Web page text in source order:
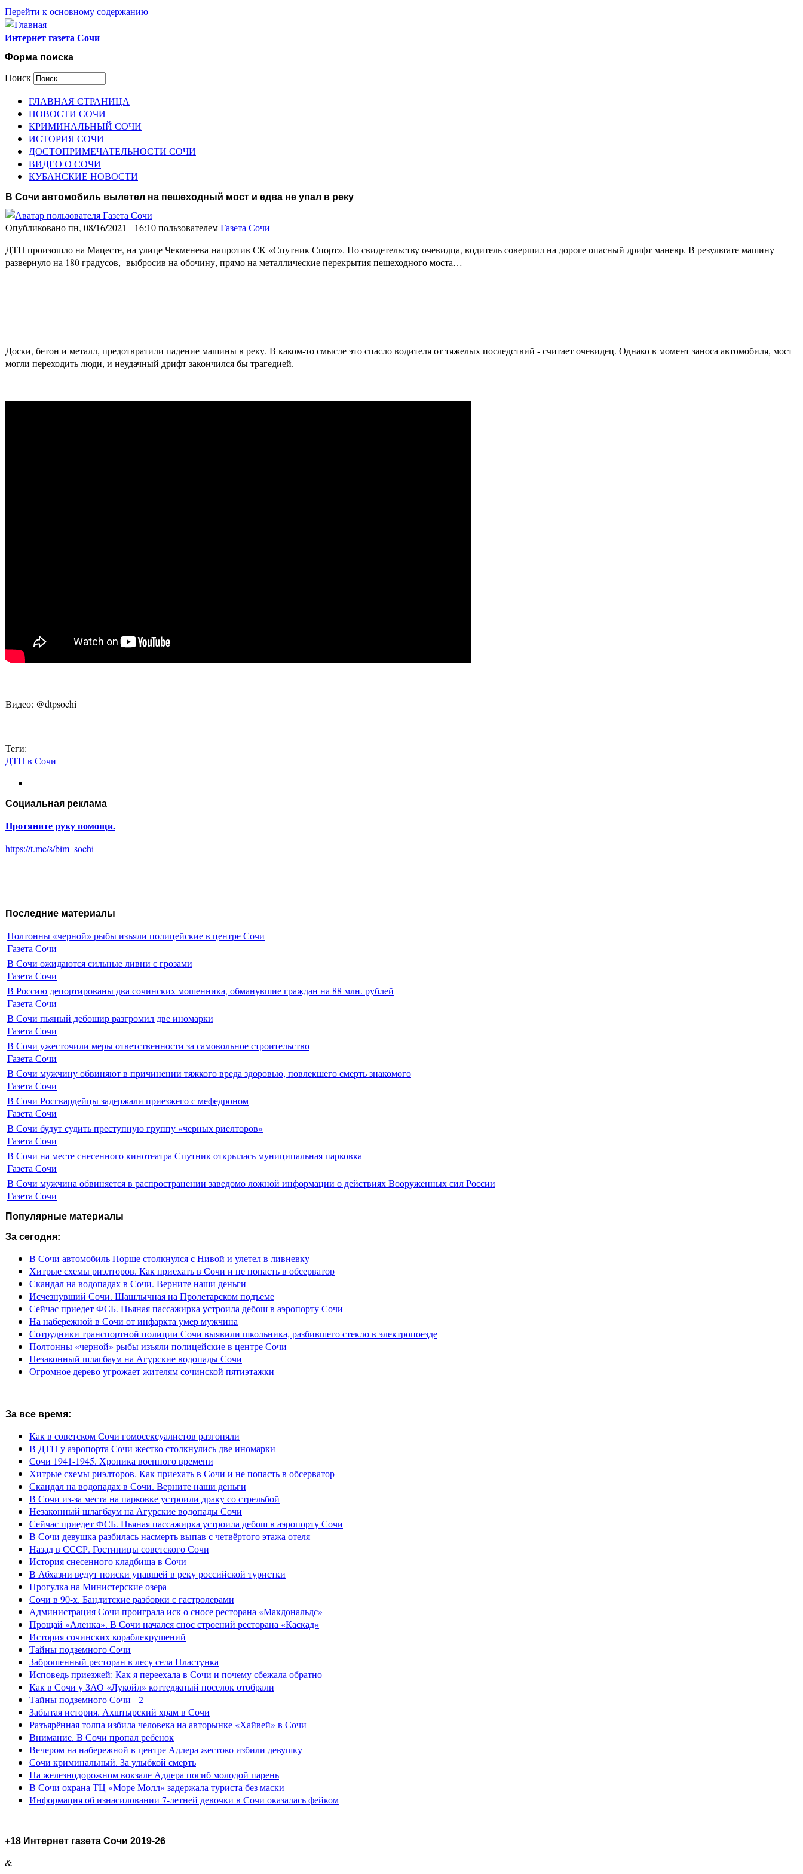
Перейти к основному содержанию
Интернет газета Сочи
Форма поиска
Поиск
ГЛАВНАЯ СТРАНИЦА
НОВОСТИ СОЧИ
КРИМИНАЛЬНЫЙ СОЧИ
ИСТОРИЯ СОЧИ
ДОСТОПРИМЕЧАТЕЛЬНОСТИ СОЧИ
ВИДЕО О СОЧИ
КУБАНСКИЕ НОВОСТИ
В Сочи автомобиль вылетел на пешеходный мост и едва не упал в реку
Опубликовано пн, 08/16/2021 - 16:10 пользователемГазета Сочи
ДТП произошло на Мацесте, на улице Чекменева напротив СК «Спутник Спорт». По свидетельству очевидца, водитель совершил на дороге опасный дрифт маневр. В результате машину
развернуло на 180 градусов, выбросив на обочину, прямо на металлические перекрытия пешеходного моста…
Доски, бетон и металл, предотвратили падение машины в реку. В каком-то смысле это спасло водителя от тяжелых последствий - считает очевидец. Однако в момент заноса автомобиля, мост
могли переходить люди, и неудачный дрифт закончился бы трагедией.
Видео: @dtpsochi
Теги:
ДТП в Сочи
Социальная реклама
Протяните руку помощи.
https://t.me/s/bim_sochi
Последние материалы
Полтонны «черной» рыбы изъяли полицейские в центре Сочи
Газета Сочи
В Сочи ожидаются сильные ливни с грозами
Газета Сочи
В Россию депортированы два сочинских мошенника, обманувшие граждан на 88 млн. рублей
Газета Сочи
В Сочи пьяный дебошир разгромил две иномарки
Газета Сочи
В Сочи ужесточили меры ответственности за самовольное строительство
Газета Сочи
В Сочи мужчину обвиняют в причинении тяжкого вреда здоровью, повлекшего смерть знакомого
Газета Сочи
В Сочи Росгвардейцы задержали приезжего с мефедроном
Газета Сочи
В Сочи будут судить преступную группу «черных риелторов»
Газета Сочи
В Сочи на месте снесенного кинотеатра Спутник открылась муниципальная парковка
Газета Сочи
В Сочи мужчина обвиняется в распространении заведомо ложной информации о действиях Вооруженных сил России
Газета Сочи
Популярные материалы
За сегодня:
В Сочи автомобиль Порше столкнулся с Нивой и улетел в ливневку
Хитрые схемы риэлторов. Как приехать в Сочи и не попасть в обсерватор
Скандал на водопадах в Сочи. Верните наши деньги
Исчезнувший Сочи. Шашлычная на Пролетарском подъеме
Сейчас приедет ФСБ. Пьяная пассажирка устроила дебош в аэропорту Сочи
На набережной в Сочи от инфаркта умер мужчина
Сотрудники транспортной полиции Сочи выявили школьника, разбившего стекло в электропоезде
Полтонны «черной» рыбы изъяли полицейские в центре Сочи
Незаконный шлагбаум на Агурские водопады Сочи
Огромное дерево угрожает жителям сочинской пятиэтажки
За все время:
Как в советском Сочи гомосексуалистов разгоняли
В ДТП у аэропорта Сочи жестко столкнулись две иномарки
Сочи 1941-1945. Хроника военного времени
Хитрые схемы риэлторов. Как приехать в Сочи и не попасть в обсерватор
Скандал на водопадах в Сочи. Верните наши деньги
В Сочи из-за места на парковке устроили драку со стрельбой
Незаконный шлагбаум на Агурские водопады Сочи
Сейчас приедет ФСБ. Пьяная пассажирка устроила дебош в аэропорту Сочи
В Сочи девушка разбилась насмерть выпав с четвёртого этажа отеля
Назад в СССР. Гостиницы советского Сочи
История снесенного кладбища в Сочи
В Абхазии ведут поиски упавшей в реку российской туристки
Прогулка на Министерские озера
Сочи в 90-х. Бандитские разборки с гастролерами
Администрация Сочи проиграла иск о сносе ресторана «Макдональдс»
Прощай «Аленка». В Сочи начался снос строений ресторана «Каскад»
История сочинских кораблекрушений
Тайны подземного Сочи
Заброшенный ресторан в лесу села Пластунка
Исповедь приезжей: Как я переехала в Сочи и почему сбежала обратно
Как в Сочи у ЗАО «Лукойл» коттеджный поселок отобрали
Тайны подземного Сочи - 2
Забытая история. Ахштырский храм в Сочи
Разъярённая толпа избила человека на авторынке «Хайвей» в Сочи
Внимание. В Сочи пропал ребенок
Вечером на набережной в центре Адлера жестоко избили девушку
Сочи криминальный. За улыбкой смерть
На железнодорожном вокзале Адлера погиб молодой парень
В Сочи охрана ТЦ «Море Молл» задержала туриста без маски
Информация об изнасиловании 7-летней девочки в Сочи оказалась фейком
+18 Интернет газета Сочи 2019-26
&